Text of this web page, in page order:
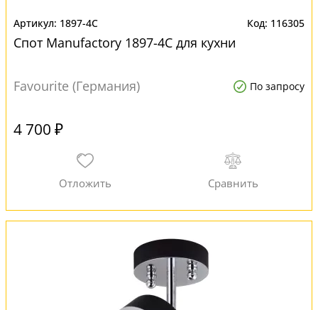
1897-4C 116305
Спот Manufactory 1897-4C для кухни
Favourite (Германия) По запросу
4 700 ₽